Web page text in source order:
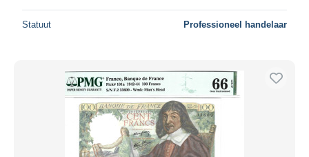
Statuut Professioneel handelaar